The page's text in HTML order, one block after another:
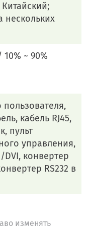
нескольких
~ 90%
пользователя,
кабель RJ45,
пульт
управления,
DVI, конвертер
RS232 в
изменять